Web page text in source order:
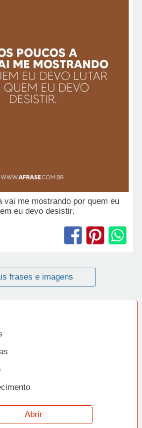
vai me mostrando por quem eu
eu devo desistir.
frases e imagens
Abrir